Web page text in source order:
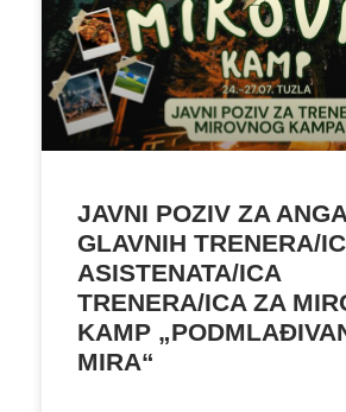
JAVNI POZIV ZA
GLAVNIH TRENERA/
ASISTENATA/ICA
TRENERA/ICA ZA
KAMP
MIRA“